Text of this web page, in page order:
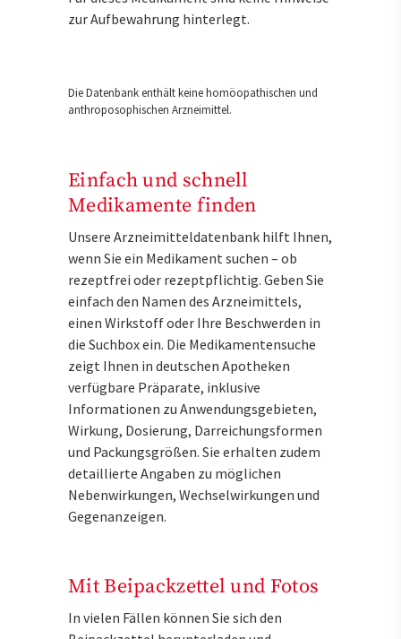
zur Aufbewahrung hinterlegt.
Die Datenbank enthält keine homöopathischen und
anthroposophischen Arzneimittel.
Einfach und schnell
Medikamente finden
Unsere Arzneimitteldatenbank hilft Ihnen,
wenn Sie ein Medikament suchen – ob
rezeptfrei oder rezeptpflichtig. Geben Sie
einfach den Namen des Arzneimittels,
einen Wirkstoff oder Ihre Beschwerden in
die Suchbox ein. Die Medikamentensuche
zeigt Ihnen in deutschen Apotheken
verfügbare Präparate, inklusive
Informationen zu Anwendungsgebieten,
Wirkung, Dosierung, Darreichungsformen
und Packungsgrößen. Sie erhalten zudem
detaillierte Angaben zu möglichen
Nebenwirkungen, Wechselwirkungen und
Gegenanzeigen.
Mit Beipackzettel und Fotos
In vielen Fällen können Sie sich den